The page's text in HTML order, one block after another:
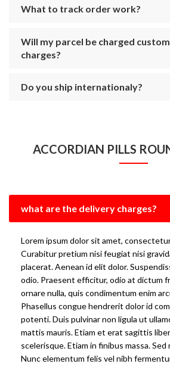
What to track order work?
Will my parcel be charged
charges?
Do you ship internationaly?
ACCORDIAN PILLS
what are the delivery charges?
Lorem ipsum dolor sit amet,
Curabitur pretium nisi feugiat nisi
placerat. Aenean id elit dolor.
odio. Praesent efficitur, odio at dictum
ornare nulla, quis condimentum enim
Phasellus congue hendrerit dolor id
potenti. Duis pulvinar non ligula ut
mattis mauris. Etiam et erat sagittis
scelerisque. Etiam in finibus massa.
Nunc elementum felis vel nibh